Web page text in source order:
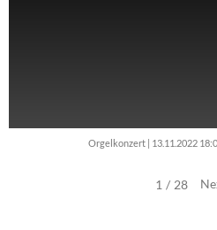
Orgelkonzert | 13.11.2022
1 / 28